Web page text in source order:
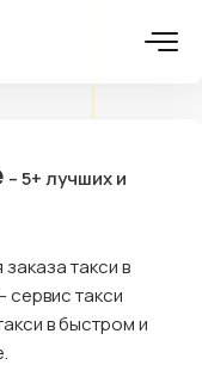
– 5+ лучших и
такси в
– сервис такси
в быстром и